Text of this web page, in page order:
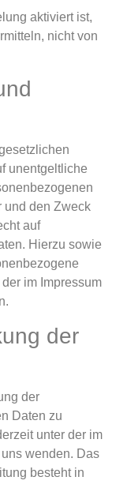
aktiviert ist,
nicht von
unentgeltliche
und den Zweck
auf
Hierzu sowie
im Impressum
der
der
Daten zu
unter der im
wenden. Das
besteht in